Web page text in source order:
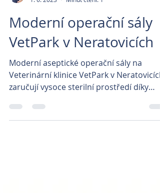
MVDr. Dominik Vlach
1. 6. 2023
Minut čtení: 1
Moderní operační sály
VetPark v Neratovicích
Moderní aseptické operační sály na
zaručují vysoce sterilní prostředí díky
antistatickým...